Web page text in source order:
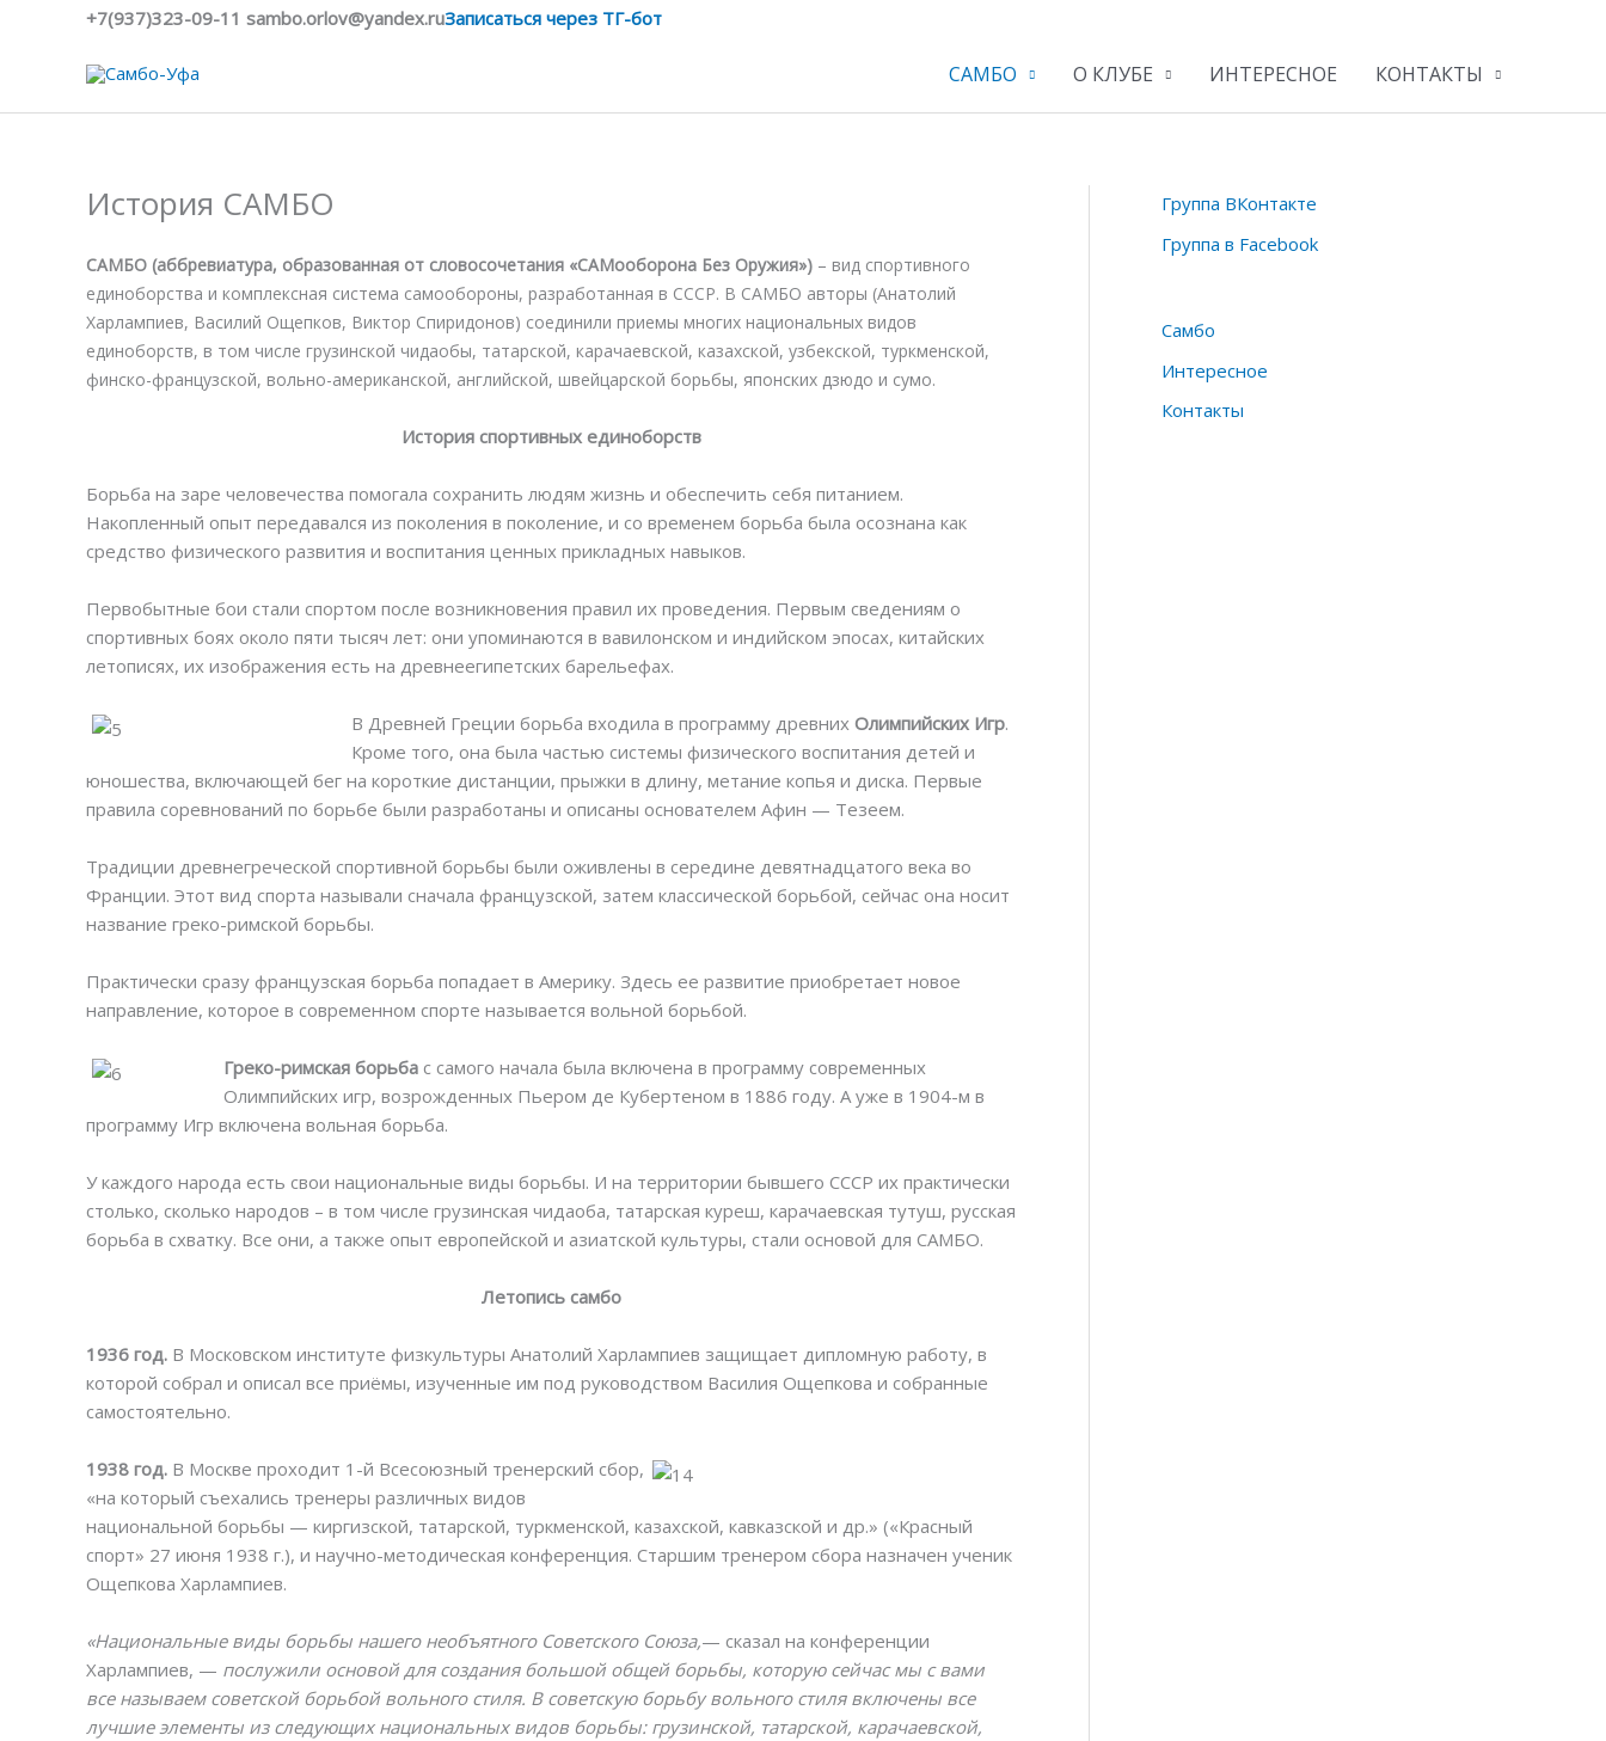
содержимому
+7(937)323-09-11 sambo.orlov@yandex.ruЗаписаться через ТГ-бот
САМБО О КЛУБЕ ИНТЕРЕСНОЕ КОНТАКТЫ
История САМБО
САМБО (аббревиатура, образованная от словосочетания «САМооборона Без Оружия») – вид спортивного
единоборства и комплексная система самообороны, разработанная в СССР. В САМБО авторы (Анатолий
Харлампиев, Василий Ощепков, Виктор Спиридонов) соединили приемы многих национальных видов
единоборств, в том числе грузинской чидаобы, татарской, карачаевской, казахской, узбекской, туркменской,
финско-французской, вольно-американской, английской, швейцарской борьбы, японских дзюдо и сумо.
История спортивных единоборств
Борьба на заре человечества помогала сохранить людям жизнь и обеспечить себя питанием.
Накопленный опыт передавался из поколения в поколение, и со временем борьба была осознана как
средство физического развития и воспитания ценных прикладных навыков.
Первобытные бои стали спортом после возникновения правил их проведения. Первым сведениям о
спортивных боях около пяти тысяч лет: они упоминаются в вавилонском и индийском эпосах, китайских
летописях, их изображения есть на древнеегипетских барельефах.
В Древней Греции борьба входила в программу древних Олимпийских Игр.
Кроме того, она была частью системы физического воспитания детей и
юношества, включающей бег на короткие дистанции, прыжки в длину, метание копья и диска. Первые
правила соревнований по борьбе были разработаны и описаны основателем Афин — Тезеем.
Традиции древнегреческой спортивной борьбы были оживлены в середине девятнадцатого века во
Франции. Этот вид спорта называли сначала французской, затем классической борьбой, сейчас она носит
название греко-римской борьбы.
Практически сразу французская борьба попадает в Америку. Здесь ее развитие приобретает новое
направление, которое в современном спорте называется вольной борьбой.
Греко-римская борьба с самого начала была включена в программу современных
Олимпийских игр, возрожденных Пьером де Кубертеном в 1886 году. А уже в 1904-м в
программу Игр включена вольная борьба.
У каждого народа есть свои национальные виды борьбы. И на территории бывшего СССР их практически
столько, сколько народов – в том числе грузинская чидаоба, татарская куреш, карачаевская тутуш, русская
борьба в схватку. Все они, а также опыт европейской и азиатской культуры, стали основой для САМБО.
Летопись самбо
1936 год. В Московском институте физкультуры Анатолий Харлампиев защищает дипломную работу, в
которой собрал и описал все приёмы, изученные им под руководством Василия Ощепкова и собранные
самостоятельно.
1938 год. В Москве проходит 1-й Всесоюзный тренерский сбор,
«на который съехались тренеры различных видов
национальной борьбы — киргизской, татарской, туркменской, казахской, кавказской и др.» («Красный
спорт» 27 июня 1938 г.), и научно-методическая конференция. Старшим тренером сбора назначен ученик
Ощепкова Харлампиев.
«Национальные виды борьбы нашего необъятного Советского Союза,— сказал на конференции
Харлампиев, — послужили основой для создания большой общей борьбы, которую сейчас мы с вами
все называем советской борьбой вольного стиля. В советскую борьбу вольного стиля включены все
лучшие элементы из следующих национальных видов борьбы: грузинской, татарской, карачаевской,
Группа ВКонтакте
Группа в Facebook
Самбо
Интересное
Контакты